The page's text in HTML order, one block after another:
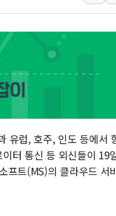
김정관 산업부 장관 "주 52시간
해군 1함대 창설 80주년…지역
[3보] 북, 원산서 동해로 단거리
우크라 드론 전술, 중남미 콜롬
동해해경, 독도 해상서 부유물 감
주한미군 "오산기지 누출, 백린
구미 폐염산처리업체서 불 2시
해군과 함께하는 '불금전파, 송
유럽, 호주, 인도 등에서
터 통신 등 외신들이 19
프트(MS)의 클라우드 서